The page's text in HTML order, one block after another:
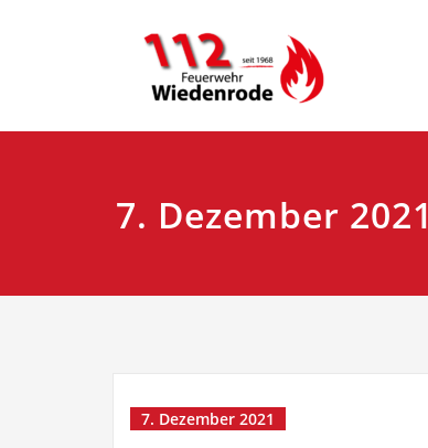
7. Dezember 2021
7. Dezember 2021